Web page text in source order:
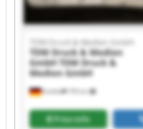
Krefeld 795 km
TDM Druck & Medien GmbH
TDM Druck & Medien
GmbH TDM Druck &
Medien GmbH
Price info